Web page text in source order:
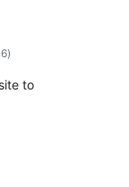
totaal
waarderingen
)
to